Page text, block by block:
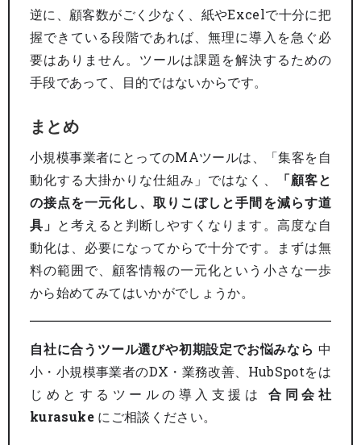
逆に、顧客数がごく少なく、紙やExcelで十分に把
握できている段階であれば、無理に導入を急ぐ必
要はありません。ツールは課題を解決するための
手段であって、目的ではないからです。
まとめ
小規模事業者にとってのMAツールは、「集客を自
動化する大掛かりな仕組み」ではなく、
「顧客と
の接点を一元化し、取りこぼしと手間を減らす道
具」 と考えると判断しやすくなります。高度な自
動化は、必要になってからで十分です。まずは無
料の範囲で、顧客情報の一元化という小さな一歩
から始めてみてはいかがでしょうか。
自社に合うツール選びや初期設定でお悩みなら 中
小・小規模事業者のDX・業務改善、HubSpotをは
じめとするツールの導入支援は合同会社
kurasukeにご相談ください。